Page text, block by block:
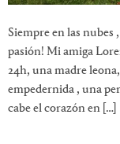
Siempre en las nubes
pasión! Mi amiga
24h, una madre
empedernida , una
cabe el corazón en […]